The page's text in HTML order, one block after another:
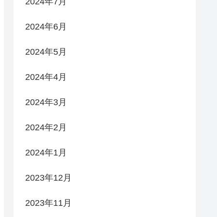
2024年6月
2024年5月
2024年4月
2024年3月
2024年2月
2024年1月
2023年12月
2023年11月